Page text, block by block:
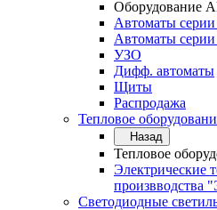
Оборудование
Автоматы серии
Автоматы
УЗО
Дифф. автоматы
Щиты
Распродажа
Тепловое
Назад
Тепловое
Электрические
произвводства
Светодиодные